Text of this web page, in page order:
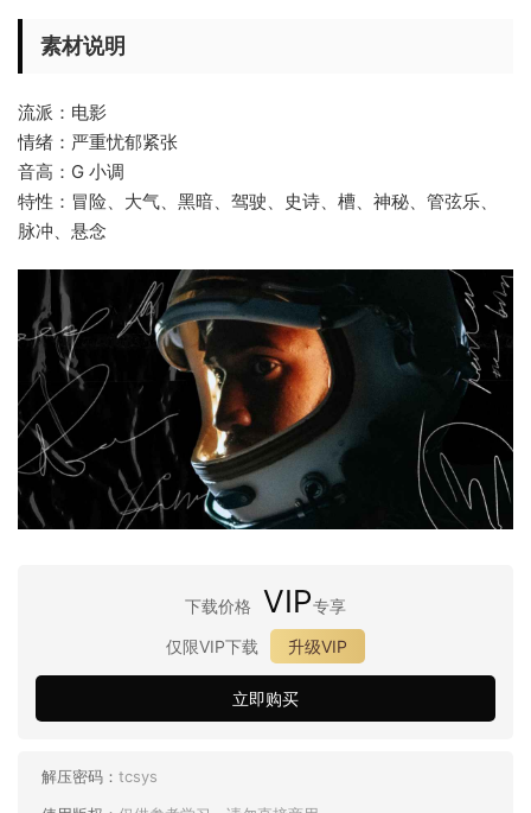
素材说明
流派：电影
情绪：严重忧郁紧张
音高：G 小调
特性：冒险、大气、黑暗、驾驶、史诗、槽、神秘、管弦乐、
脉冲、悬念
下载价格 VIP专享
仅限VIP下载
升级VIP
立即购买
解压密码： tcsys